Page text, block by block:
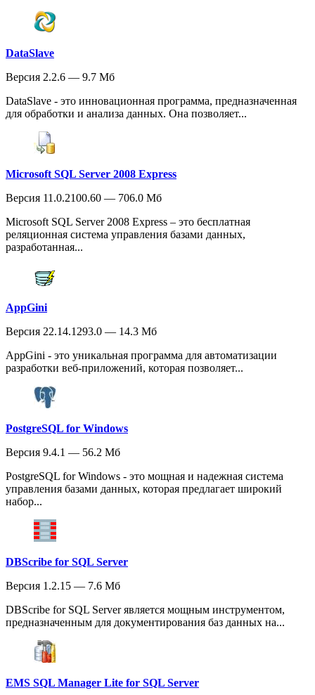
DataSlave
Версия 2.2.6 — 9.7 Мб
DataSlave - это инновационная программа, предназначенная
для обработки и анализа данных. Она позволяет...
Microsoft SQL Server 2008 Express
Версия 11.0.2100.60 — 706.0 Мб
Microsoft SQL Server 2008 Express – это бесплатная
реляционная система управления базами данных,
разработанная...
AppGini
Версия 22.14.1293.0 — 14.3 Мб
AppGini - это уникальная программа для автоматизации
разработки веб-приложений, которая позволяет...
PostgreSQL for Windows
Версия 9.4.1 — 56.2 Мб
PostgreSQL for Windows - это мощная и надежная система
управления базами данных, которая предлагает широкий
набор...
DBScribe for SQL Server
Версия 1.2.15 — 7.6 Мб
DBScribe for SQL Server является мощным инструментом,
предназначенным для документирования баз данных на...
EMS SQL Manager Lite for SQL Server